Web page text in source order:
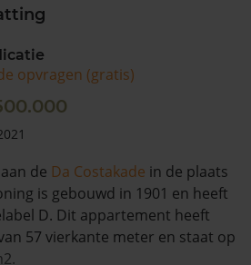
opvragen (gratis)
de Da Costakade in de plaats
is gebouwd in 1901 en heeft
D. Dit appartement heeft
57 vierkante meter en staat op